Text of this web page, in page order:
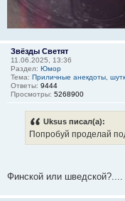
Звёзды Светят
11.06.2025, 13:36
Раздел: Юмор
Тема: Приличные анекдоты,
Ответы: 9444
Просмотры: 5268900
Uksus писал(а):
Попробуй проделай
Финской или шведской?....